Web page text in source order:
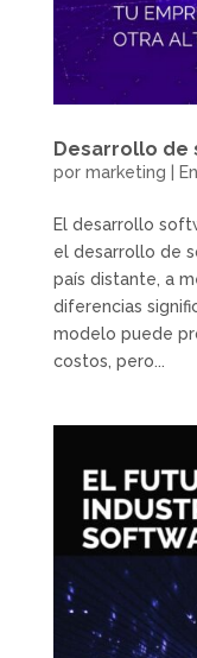
Desarrollo de
por marketing
El desarrollo
el desarrollo de
país distante, a
diferencias
modelo puede
costos, pero...